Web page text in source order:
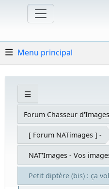
Menu principal
Forum Chasseur
[ Forum NATimages ] -
NAT'Images - Vos
Petit diptère (bis) : ça